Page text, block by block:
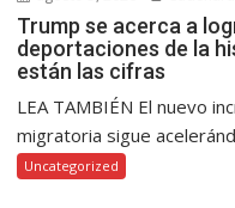
Trump se acerca a
deportaciones de la
están las cifras
LEA TAMBIÉN El nuevo
migratoria sigue
Uncategorized